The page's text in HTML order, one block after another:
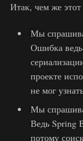
Итак, чем же
Мы
Ошибка ведь
проекте
не мог
Мы
Ведь Spring
потому